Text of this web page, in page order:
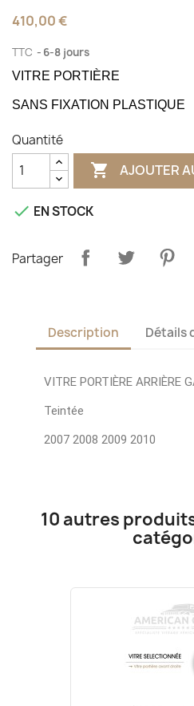
410,00 €
TTC 6-8 jours
VITRE PORTIÈRE
SANS FIXATION PLASTIQUE
Quantité
 AJOUTER
 EN STOCK
Partager
Description Détails
VITRE PORTIÈRE ARRIÈRE
Teintée
2007 2008 2009 2010
10 autres